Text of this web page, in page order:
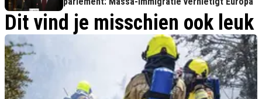
Dit vind je misschien ook leuk